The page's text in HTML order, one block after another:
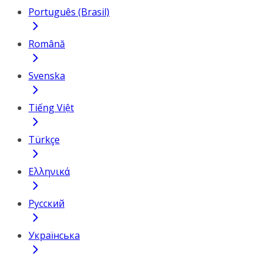
Português (Brasil)
Română
Svenska
Tiếng Việt
Türkçe
Ελληνικά
Русский
Українська